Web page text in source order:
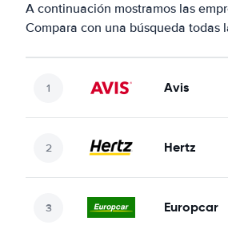
A continuación mostramos las
Compara con una búsqueda todas
Avis
Hertz
Europcar